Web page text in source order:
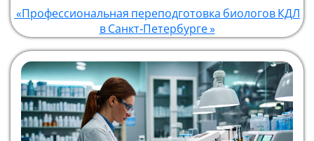
«Профессиональная переподготовка биологов КДЛ
в Санкт‑Петербурге »